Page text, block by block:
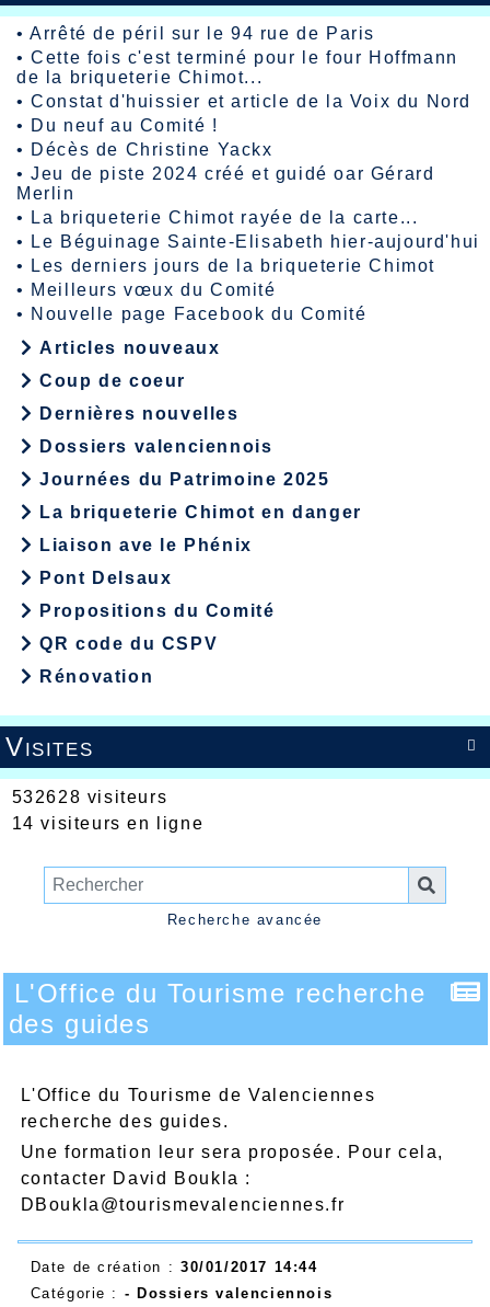
•Arrêté de péril sur le 94 rue de Paris
•Cette fois c'est terminé pour le four Hoffmann
de la briqueterie Chimot...
•Constat d'huissier et article de la Voix du Nord
• Du neuf au Comité !
• Décès de Christine Yackx
•Jeu de piste 2024 créé et guidé oar Gérard
Merlin
•
La briqueterie Chimot rayée de la carte...
•
Le Béguinage Sainte-Elisabeth hier-aujourd'hui
•
Les derniers jours de la briqueterie Chimot
• Meilleurs vœux du Comité
• Nouvelle page Facebook du Comité
Articles nouveaux
Coup de coeur
Dernières nouvelles
Dossiers valenciennois
Journées du Patrimoine 2025
La briqueterie Chimot en danger
Liaison ave le Phénix
Pont Delsaux
Propositions du Comité
QR code du CSPV
Rénovation

Visites
532628 visiteurs
14 visiteurs en ligne
Recherche avancée
L'Office du Tourisme recherche
des guides
L'Office du Tourisme de Valenciennes
recherche des guides.
Une formation leur sera proposée. Pour cela,
contacter David Boukla :
DBoukla@tourismevalenciennes.fr
Date de création : 30/01/2017 14:44
Catégorie : - Dossiers valenciennois